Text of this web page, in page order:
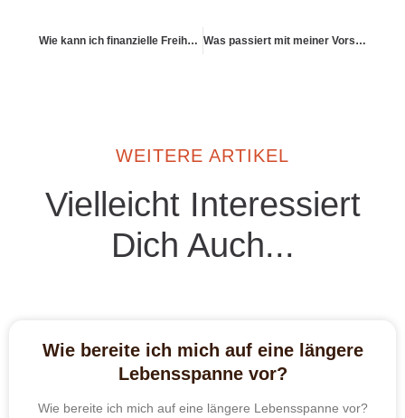
Wie kann ich finanzielle Freiheit und Sinn kombinieren? Was passiert mit meiner Vorsorge bei längeren Auslandsaufenthalten?
WEITERE ARTIKEL
Vielleicht Interessiert
Dich Auch...
Wie bereite ich mich auf eine längere
Lebensspanne vor?
Wie bereite ich mich auf eine längere Lebensspanne vor?